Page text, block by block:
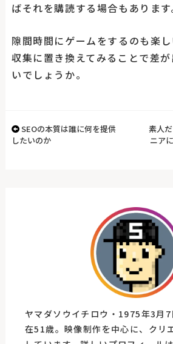
ばそれを購読する場合もあります
隙間時間にゲームをするのも楽
収集に置き換えてみることで差
いでしょうか。
SEOの本質は誰に何を提供
したいのか
素人
ニア
ヤマダソウイチロウ・1975年3月
在51歳。映像制作を中心に、クリ